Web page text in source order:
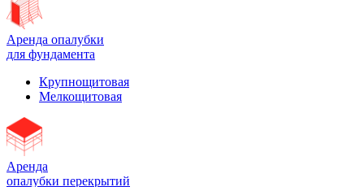
Аренда опалубки
для фундамента
Крупнощитовая
Мелкощитовая
Аренда
опалубки перекрытий